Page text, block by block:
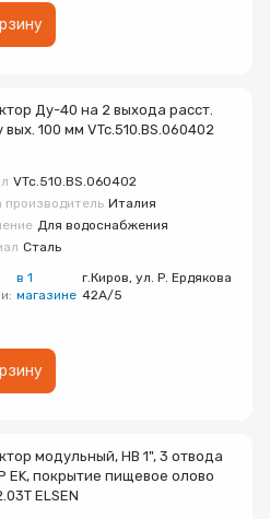
Ду-40 на 2 выхода расст.
100 мм VTc.510.BS.060402
VTc.510.BS.060402
производитель Италия
Для водоснабжения
Сталь
в 1
магазине
г.Киров, ул. Р. Ердякова
42А/5
модульный, НВ 1", 3 отвода
EK, покрытие пищевое олово
ELSEN